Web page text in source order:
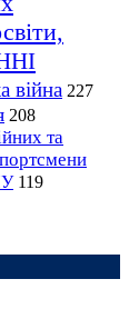
війна 227
208
та
119